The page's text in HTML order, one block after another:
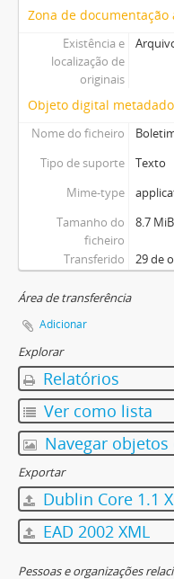
Zona de documentação
Existência e
localização de
originais
Objeto digital
Nome do ficheiro
Tipo de suporte
Texto
Mime-type
Tamanho do
ficheiro
8.7 MiB
Transferido 29 de
Área de transferência
Adicionar
Explorar
Relatórios
Ver como lista
Navegar
Exportar
Dublin Core 1.1
EAD 2002 XML
Pessoas e organizações